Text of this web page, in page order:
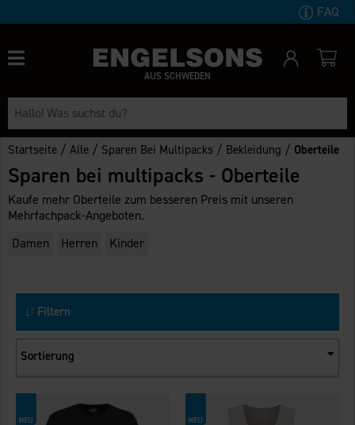
FAQ
AUS SCHWEDEN
Startseite /Alle / Sparen Bei Multipacks / Bekleidung / Oberteile
Sparen bei multipacks - Oberteile
Kaufe mehr Oberteile zum besseren Preis mit unseren
Mehrfachpack-Angeboten.
Damen
Herren Kinder
Filtern
Sortierung